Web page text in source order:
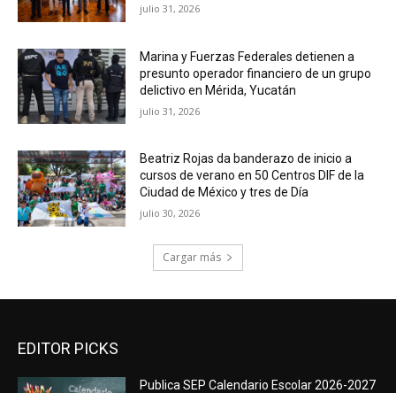
julio 31, 2026
Marina y Fuerzas Federales detienen a
presunto operador financiero de un grupo
delictivo en Mérida, Yucatán
julio 31, 2026
Beatriz Rojas da banderazo de inicio a
cursos de verano en 50 Centros DIF de la
Ciudad de México y tres de Día
julio 30, 2026
Cargar más
EDITOR PICKS
Publica SEP Calendario Escolar 2026-2027